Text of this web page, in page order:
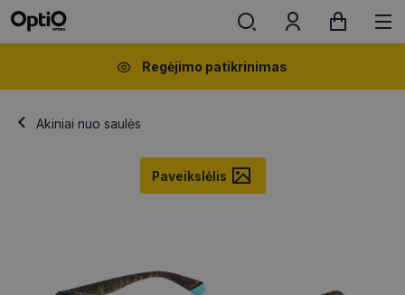
Regėjimo patikrinimas
Akiniai nuo saulės
Paveikslėlis